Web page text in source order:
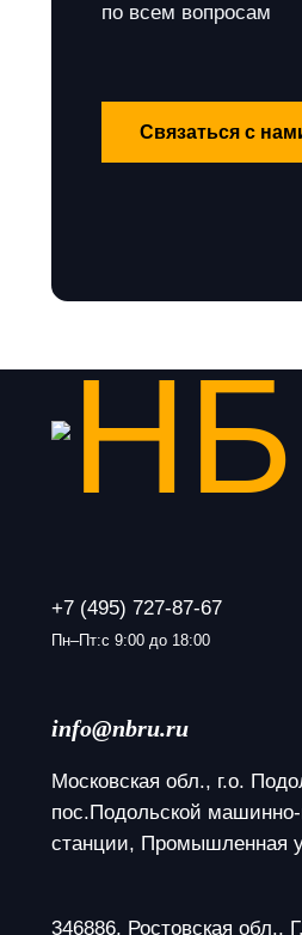
по всем вопросам
Связаться с
+7 (495) 727-87-67
Пн–Пт:с 9:00 до 18:00
info@nbru.ru
Московская обл., г.о.
пос.Подольской
станции, Промышленная
346886, Ростовская обл.,